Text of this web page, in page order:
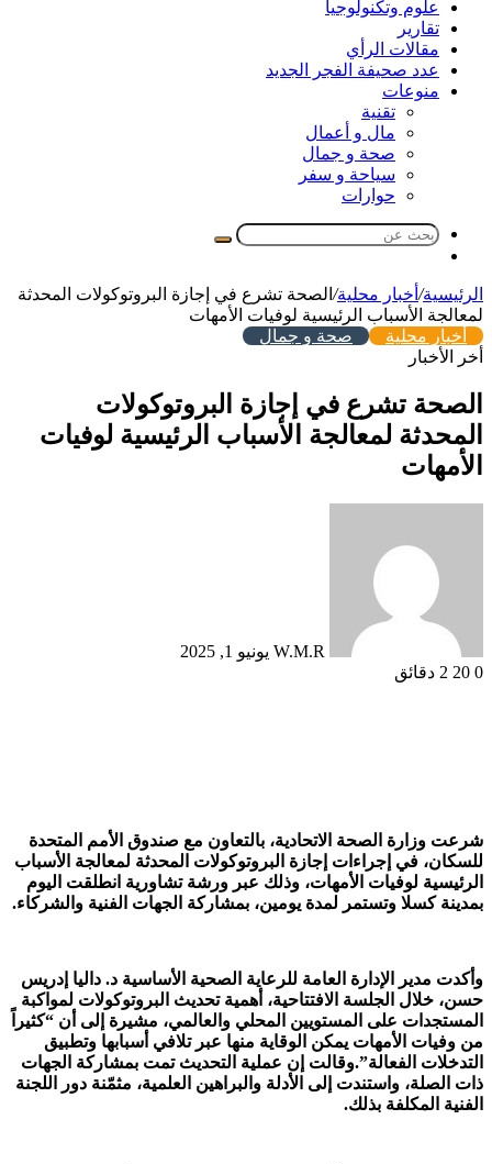
علوم وتكنولوجيا
تقارير
مقالات الرأي
عدد صحيفة الفجر الجديد
منوعات
تقنية
مال و أعمال
صحة و جمال
سياحة و سفر
حوارات
بحث
الرئيسية/ أخبار محلية/ الصحة تشرع في إجازة البروتوكولات المحدثة
لمعالجة الأسباب الرئيسية لوفيات الأمهات
أخبار محلية
صحة و جمال
أخر الأخبار
الصحة تشرع في إجازة البروتوكولات
المحدثة لمعالجة الأسباب الرئيسية لوفيات
الأمهات
W.M.R يونيو 1, 2025
0
2 دقائق
شرعت وزارة الصحة الاتحادية، بالتعاون مع صندوق الأمم المتحدة
للسكان، في إجراءات إجازة البروتوكولات المحدثة لمعالجة الأسباب
الرئيسية لوفيات الأمهات، وذلك عبر ورشة تشاورية انطلقت اليوم
بمدينة كسلا وتستمر لمدة يومين، بمشاركة الجهات الفنية والشركاء.
وأكدت مدير الإدارة العامة للرعاية الصحية الأساسية د. داليا إدريس
حسن، خلال الجلسة الافتتاحية، أهمية تحديث البروتوكولات لمواكبة
المستجدات على المستويين المحلي والعالمي، مشيرة إلى أن “كثيراً
من وفيات الأمهات يمكن الوقاية منها عبر تلافي أسبابها وتطبيق
التدخلات الفعالة”.وقالت إن عملية التحديث تمت بمشاركة الجهات
ذات الصلة، واستندت إلى الأدلة والبراهين العلمية، مثمّنة دور اللجنة
الفنية المكلفة بذلك.